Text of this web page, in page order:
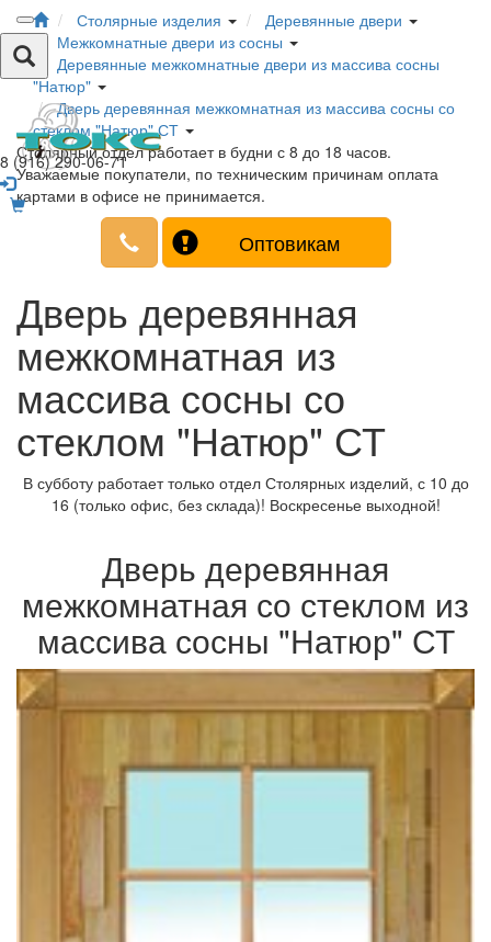
8 (916) 290-06-71
Столярные изделия
Деревянные двери
Межкомнатные двери из сосны
Деревянные межкомнатные двери из массива сосны
"Натюр"
Дверь деревянная межкомнатная из массива сосны со
стеклом "Натюр" СТ
Столярный отдел работает в будни с 8 до 18 часов.
Уважаемые покупатели, по техническим причинам оплата
картами в офисе не принимается.
Оптовикам
Дверь деревянная
межкомнатная из
массива сосны со
стеклом "Натюр" СТ
В субботу работает только отдел Столярных изделий, с 10 до
16 (только офис, без склада)! Воскресенье выходной!
Дверь деревянная
межкомнатная со стеклом из
массива сосны "Натюр" СТ